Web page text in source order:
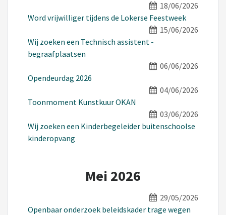
18/06/2026
Word vrijwilliger tijdens de Lokerse Feestweek
15/06/2026
Wij zoeken een Technisch assistent -
begraafplaatsen
06/06/2026
Opendeurdag 2026
04/06/2026
Toonmoment Kunstkuur OKAN
03/06/2026
Wij zoeken een Kinderbegeleider buitenschoolse
kinderopvang
Mei 2026
29/05/2026
Openbaar onderzoek beleidskader trage wegen